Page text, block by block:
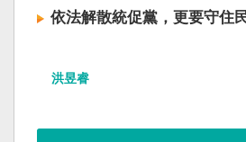
依法解散統促黨，更要守住
洪昱睿